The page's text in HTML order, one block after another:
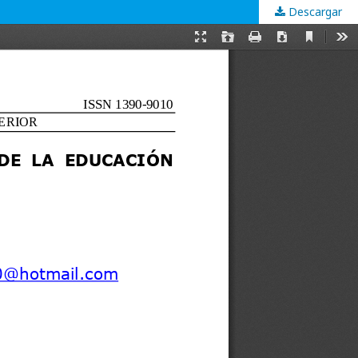
Descargar